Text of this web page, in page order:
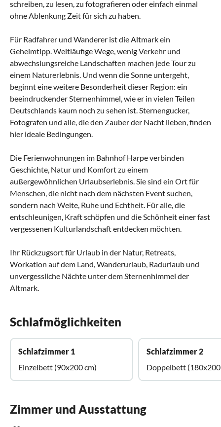
schreiben, zu lesen, zu fotografieren oder einfach einmal
ohne Ablenkung Zeit für sich zu haben.
Für Radfahrer und Wanderer ist die Altmark ein
Geheimtipp. Weitläufige Wege, wenig Verkehr und
abwechslungsreiche Landschaften machen jede Tour zu
einem Naturerlebnis. Und wenn die Sonne untergeht,
beginnt eine weitere Besonderheit dieser Region: ein
beeindruckender Sternenhimmel, wie er in vielen Teilen
Deutschlands kaum noch zu sehen ist. Sternengucker,
Fotografen und alle, die den Zauber der Nacht lieben, finden
hier ideale Bedingungen.
Die Ferienwohnungen im Bahnhof Harpe verbinden
Geschichte, Natur und Komfort zu einem
außergewöhnlichen Urlaubserlebnis. Sie sind ein Ort für
Menschen, die nicht nach dem nächsten Event suchen,
sondern nach Weite, Ruhe und Echtheit. Für alle, die
entschleunigen, Kraft schöpfen und die Schönheit einer fast
vergessenen Kulturlandschaft entdecken möchten.
Ihr Rückzugsort für Urlaub in der Natur, Retreats,
Workation auf dem Land, Wanderurlaub, Radurlaub und
unvergessliche Nächte unter dem Sternenhimmel der
Altmark.
Schlafmöglichkeiten
Schlafzimmer 1
Einzelbett (90x200 cm)
Schlafzimmer 2
Doppelbett (180x200
Zimmer und Ausstattung